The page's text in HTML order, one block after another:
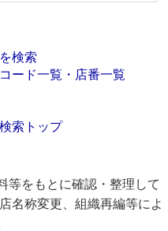
検索
ード一覧・店番一覧
索トップ
等をもとに確認・整理して
名称変更、組織再編等によ